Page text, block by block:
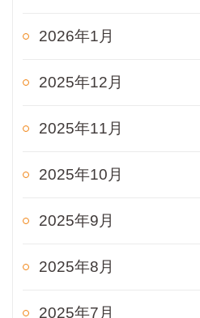
2026年1月
2025年12月
2025年11月
2025年10月
2025年9月
2025年8月
2025年7月